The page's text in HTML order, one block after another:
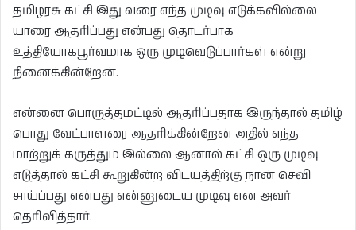
தமிழரசு கட்சி இது வரை எந்த முடிவு எடுக்கவில்லை
யாரை ஆதரிப்பது என்பது தொடர்பாக
உத்தியோகபூர்வமாக ஒரு முடிவெடுப்பார்கள் என்று
நினைக்கின்றேன்.
என்னை பொருத்தமட்டில் ஆதரிப்பதாக இருந்தால் தமிழ்
பொது வேட்பாளரை ஆதரிக்கின்றேன் அதில் எந்த
மாற்றுக் கருத்தும் இல்லை ஆனால் கட்சி ஒரு முடிவு
எடுத்தால் கட்சி கூறுகின்ற விடயத்திற்கு நான் செவி
சாய்ப்பது என்பது என்னுடைய முடிவு என அவர்
தெரிவித்தார்.